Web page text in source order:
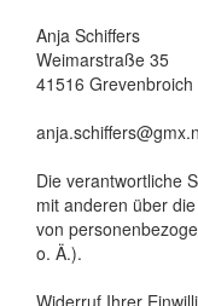
Anja Schiffers
Weimarstraße 35
41516 Grevenbroich
Die verantwortliche
mit anderen über
von
o. Ä.).
Widerruf Ihrer